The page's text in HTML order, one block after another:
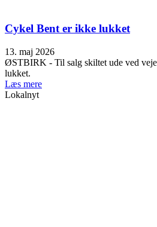
Cykel Bent er ikke lukket
13. maj 2026
ØSTBIRK - Til salg skiltet ude ved
lukket.
Læs mere
Lokalnyt